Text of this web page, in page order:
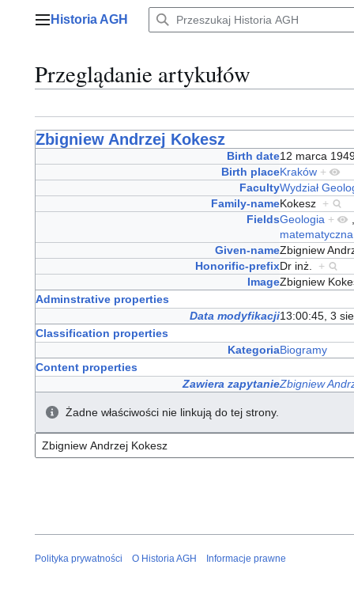
Menu główne
Historia AGH
Przeglądanie artykułów
Zbigniew Andrzej Kokesz
Birth date12 marca
Birth placeKraków +
FacultyWydział
Family-nameKokesz +
FieldsGeologia +
matematyczna
Given-nameZbigniew
Honorific-prefixDr inż. +
ImageZbigniew
Adminstrative properties
Data modyfikacji13:00:45, 3
Classification properties
KategoriaBiogramy
Content properties
Zawiera zapytanieZbigniew
Żadne właściwości nie linkują do tej strony.
Polityka prywatności O Historia AGH Informacje prawne